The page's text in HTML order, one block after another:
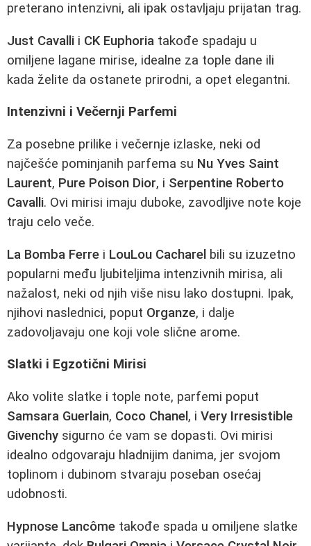
preterano intenzivni, ali ipak ostavljaju prijatan trag.
Just Cavalli i CK Euphoria takođe spadaju u
omiljene lagane mirise, idealne za tople dane ili
kada želite da ostanete prirodni, a opet elegantni.
Intenzivni i Večernji Parfemi
Za posebne prilike i večernje izlaske, neki od
najčešće pominjanih parfema su Nu Yves Saint
Laurent, Pure Poison Dior, i Serpentine Roberto
Cavalli. Ovi mirisi imaju duboke, zavodljive note koje
traju celo veče.
La Bomba Ferre i LouLou Cacharel bili su izuzetno
popularni među ljubiteljima intenzivnih mirisa, ali
nažalost, neki od njih više nisu lako dostupni. Ipak,
njihovi naslednici, poput Organze, i dalje
zadovoljavaju one koji vole slične arome.
Slatki i Egzotični Mirisi
Ako volite slatke i tople note, parfemi poput
Samsara Guerlain, Coco Chanel , i Very Irresistible
Givenchy sigurno će vam se dopasti. Ovi mirisi
idealno odgovaraju hladnijim danima, jer svojom
toplinom i dubinom stvaraju poseban osećaj
udobnosti.
Hypnose Lancôme takođe spada u omiljene slatke